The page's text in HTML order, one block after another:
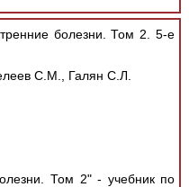
болезни. Том 2. 5-е
С.М., Галян С.Л.
Том 2" - учебник по